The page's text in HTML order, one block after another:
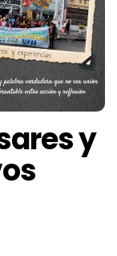
y